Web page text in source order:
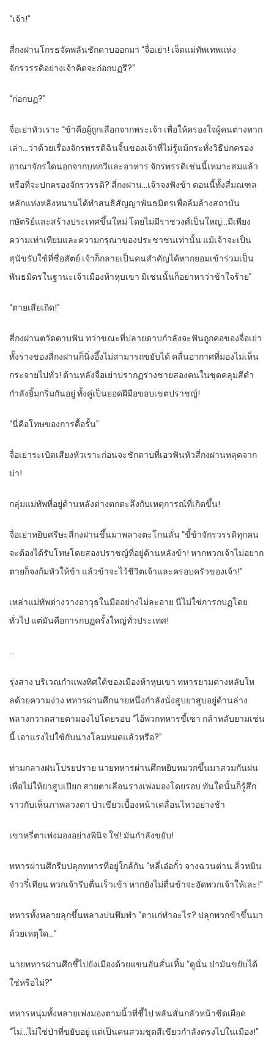
“เจ้า!”
สี่กงฝานโกรธจัดพลันชักดาบออกมา “จื่อเย่า! เจ็ดแม่ทัพเทพแห่ง
จักรวรรดิอย่างเจ้าคิดจะก่อกบฏรึ?”
“ก่อกบฏ?”
จื่อเย่าหัวเราะ “ข้าคือผู้ถูกเลือกจากพระเจ้า เพื่อให้ครองใจผู้คนต่างหาก
เล่า…ว่าด้วยเรื่องจักรพรรดิฉินจิ้นของเจ้าที่ไม่รู้แม้กระทั่งวิธีปกครอง
อาณาจักรใดนอกจากบทกวีและอาหาร จักรพรรดิเช่นนี้เหมาะสมแล้ว
หรือที่จะปกครองจักรวรรดิ? สี่กงฝาน…เจ้าจงฟังข้า ตอนนี้ทั้งสี่มณฑล
หลักแห่งหลิงหนานได้ทำสนธิสัญญาพันธมิตรเพื่อล้มล้างสถาบัน
กษัตริย์และสร้างประเทศขึ้นใหม่ โดยไม่มีราชวงศ์เป็นใหญ่…มีเพียง
ความเท่าเทียมและความกรุณาของประชาชนเท่านั้น แม้เจ้าจะเป็น
สุนัขรับใช้ที่ซื่อสัตย์ เจ้าก็กลายเป็นคนสำคัญได้หากยอมเข้าร่วมเป็น
พันธมิตรในฐานะเจ้าเมืองห้าหุบเขา มิเช่นนั้นก็อย่าหาว่าข้าใจร้าย”
“ตายเสียเถิด!”
สี่กงฝานตวัดดาบฟัน ทว่าขณะที่ปลายดาบกำลังจะฟันถูกคอของจื่อเย่า
ทั้งร่างของสี่กงฝานก็นิ่งอึ้งไม่สามารถขยับได้ คลื่นอากาศที่มองไม่เห็น
กระจายไปทั่ว! ด้านหลังจื่อเย่าปรากฏร่างชายสองคนในชุดคลุมสีดำ
กำลังยิ้มกริ่มกันอยู่ ทั้งคู่เป็นยอดฝีมือขอบเขตปราชญ์!
“นี่คือโทษของการดื้อรั้น”
จื่อเย่าระเบิดเสียงหัวเราะก่อนจะชักดาบที่เอวฟันหัวสี่กงฝานหลุดจาก
บ่า!
กลุ่มแม่ทัพที่อยู่ด้านหลังต่างตกตะลึงกับเหตุการณ์ที่เกิดขึ้น!
จื่อเย่าหยิบศรีษะสี่กงฝานขึ้นมาพลางตะโกนลั่น “ขี้ข้าจักรวรรดิทุกคน
จะต้องได้รับโทษโดยสองปราชญ์ที่อยู่ด้านหลังข้า! หากพวกเจ้าไม่อยาก
ตายก็จงก้มหัวให้ข้า แล้วข้าจะไว้ชีวิตเจ้าและครอบครัวของเจ้า!”
เหล่าแม่ทัพต่างวางอาวุธในมืออย่างไม่ละอาย นี่ไม่ใช่การกบฏโดย
ทั่วไป แต่มันคือการกบฏครั้งใหญ่ทั่วประเทศ!
…
รุ่งสาง บริเวณกำแพงทิศใต้ของเมืองห้าหุบเขา ทหารยามต่างหลับให
ลด้วยความง่วง ทหารผ่านศึกนายหนึ่งกำลังนั่งสูบยาสูบอยู่ด้านล่าง
พลางกวาดสายตามองไปโดยรอบ “ไอ้พวกทหารขี้เซา กล้าหลับยามเช่น
นี้ เอาแรงไปใช้กับนางโลมหมดแล้วหรือ?”
ท่ามกลางฝนโปรยปราย นายทหารผ่านศึกหยิบหมวกขึ้นมาสวมกันฝน
เพื่อไม่ให้ยาสูบเปียก สายตาเลือนรางเพ่งมองโดยรอบ ทันใดนั้นก็รู้สึก
ราวกับเห็นภาพลวงตา ป่าเขียวเบื้องหน้าเคลื่อนไหวอย่างช้า
เขาหรี่ตาเพ่งมองอย่างพินิจ ใช่! มันกำลังขยับ!
ทหารผ่านศึกรีบปลุกทหารที่อยู่ใกล้กัน “หลี่เอ๋อกั๋ว จางฉวนต่าน ลิ่วหมิน
จ๋าวรี๋เทียน พวกเจ้ารีบตื่นเร็วเข้า หากยังไม่ตื่นข้าจะอัดพวกเจ้าให้เละ!”
ทหารทั้งหลายลุกขึ้นพลางบ่นพึมพำ “ตาแก่ทำอะไร? ปลุกพวกข้าขึ้นมา
ด้วยเหตุใด…”
นายทหารผ่านศึกชี้ไปยังเมืองด้วยแขนอันสั่นเทิ้ม “ดูนั่น ป่ามันขยับได้
ใช่หรือไม่?”
ทหารหนุ่มทั้งหลายเพ่งมองตามนิ้วที่ชี้ไป พลันสั่นกลัวหน้าซีดเผือด
“ไม่…ไม่ใช่ป่าที่ขยับอยู่ แต่เป็นคนสวมชุดสีเขียวกำลังตรงไปในเมือง!”